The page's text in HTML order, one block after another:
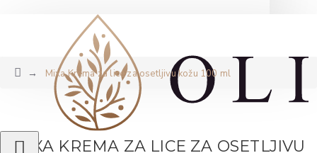
Mixa Krema za lice za osetljivu kožu 100 ml
MIXA KREMA ZA LICE ZA OSETLJIVU